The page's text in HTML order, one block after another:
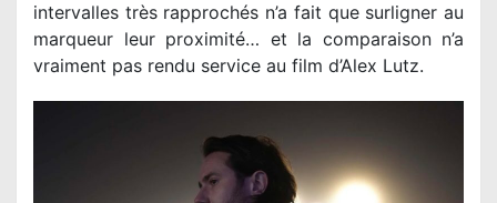
intervalles très rapprochés n’a fait que surligner au
marqueur leur proximité… et la comparaison n’a
vraiment pas rendu service au film d’Alex Lutz.